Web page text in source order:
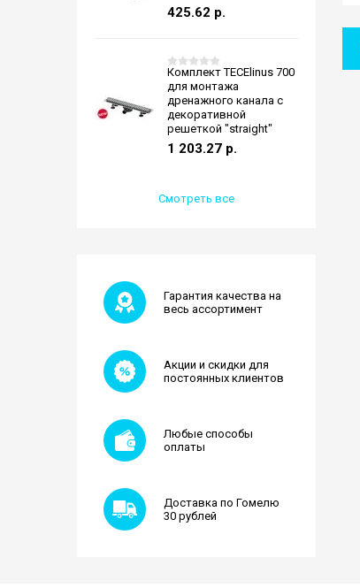
425.62 р.
Комплект TECElinus 700
для монтажа
дренажного канала с
декоративной
решеткой "straight"
1 203.27 р.
Смотреть все
Гарантия качества на
весь ассортимент
Акции и скидки для
постоянных клиентов
Любые способы
оплаты
Доставка по Гомелю
30 рублей